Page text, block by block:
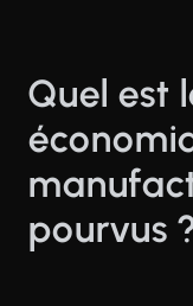
Quel est
pourvus